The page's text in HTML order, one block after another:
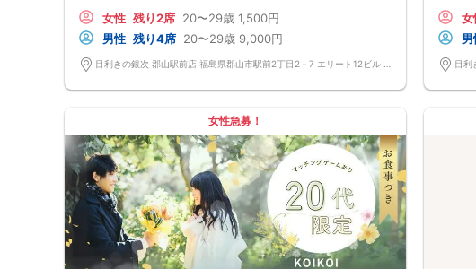
このカードのおかけで 終始無言で終わっちゃった・・・
なんてことは絶対ありません！
プロフィールカードを活用し、「はじめまして」から会話を楽しみましょ
う。
★完全着席型・連絡先交換は自由★
絡先交換ができなかった」なんてことはありません。
（連絡先交換は席替え時間までに円滑に行ってください）
---------------------------
【お客様へのお願い】
1. ２名様以上でのご参加は必ず同性同士でお申し込みください。
2. 服装の指定はございません。多くのお客様はカジュアルな格好でおこし
になられています。
3. 開催判断はイベント前日の時点で男性３名・女性３名以上のお申し込み
からになりますが、当日に参加者のキャンセルで比率が崩れた場合や開催
判断人数を下回った場合、一切返金などの保証はいたしませんのでご了承
ください。
4. イベントページ内の「お申し込み状況」等はキャンセルなどで当日の参
女性 残り2席 20〜29歳 1,500円
男性 残り4席 20〜29歳 9,000円
このカ
なんてこ
プロフ
う。
★完全
絡先交
（連絡
【お客
1. ２名
2. 服装
になら
3. 開催
からに
判断人
くださ
4. イベ
女
女性急募！